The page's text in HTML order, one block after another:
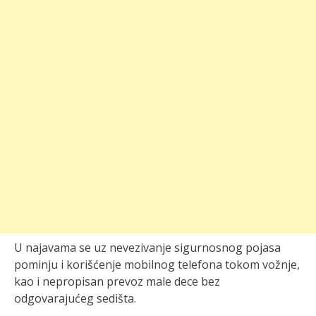
U najavama se uz nevezivanje sigurnosnog pojasa
pominju i korišćenje mobilnog telefona tokom vožnje,
kao i nepropisan prevoz male dece bez
odgovarajućeg sedišta.